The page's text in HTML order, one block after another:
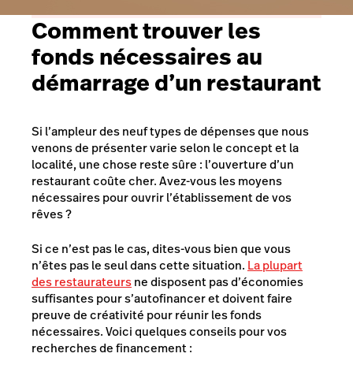
Comment trouver les
fonds nécessaires au
démarrage d’un restaurant
Si l’ampleur des neuf types de dépenses que nous
venons de présenter varie selon le concept et la
localité, une chose reste sûre : l’ouverture d’un
restaurant coûte cher. Avez-vous les moyens
nécessaires pour ouvrir l’établissement de vos
rêves ?
Si ce n’est pas le cas, dites-vous bien que vous
n’êtes pas le seul dans cette situation. La plupart
des restaurateursne disposent pas d’économies
suffisantes pour s’autofinancer et doivent faire
preuve de créativité pour réunir les fonds
nécessaires. Voici quelques conseils pour vos
recherches de financement :